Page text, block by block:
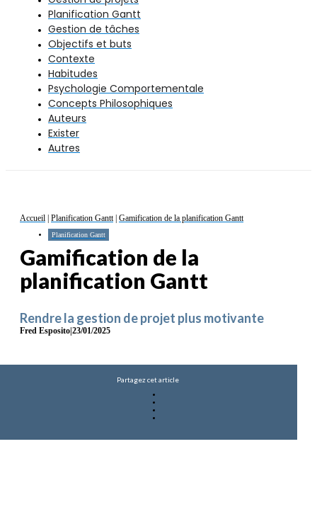
Planification Gantt
Gestion de tâches
Objectifs et buts
Contexte
Habitudes
Psychologie Comportementale
Concepts Philosophiques
Auteurs
Exister
Autres
Accueil Planification Gantt| Gamification de la planification Gantt
Planification Gantt
Gamification de la
planification Gantt
Rendre la gestion de projet plus motivante
Fred Esposito|23/01/2025
Partagez cet article